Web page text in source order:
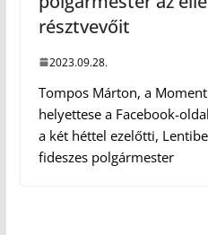
résztvevőit
2023.09.28.
Tompos Márton, a
helyettese a Facebook-
a két héttel ezelőtti,
fideszes polgármester